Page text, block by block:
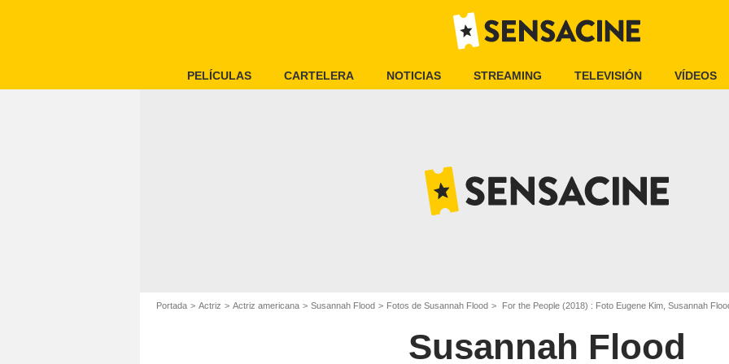
PELÍCULAS CARTELERA NOTICIAS STREAMING TELEVISIÓN VÍDEOS
Portada Actriz Actriz americana Susannah Flood Fotos de Susannah Flood For the People (2018) : Foto Eugene Kim, Susannah
Susannah Flood